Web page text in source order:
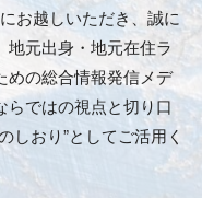
お越しいただき、誠に
地元出身・地元在住ラ
めの総合情報発信メデ
らではの視点と切り口
しおり”としてご活用く